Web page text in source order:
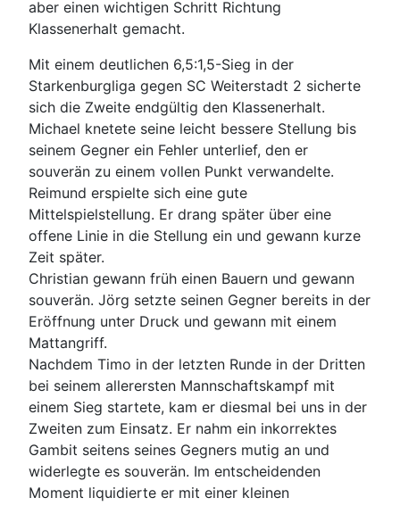
aber einen wichtigen Schritt Richtung
Klassenerhalt gemacht.
Mit einem deutlichen 6,5:1,5-Sieg in der
Starkenburgliga gegen SC Weiterstadt 2 sicherte
sich die Zweite endgültig den Klassenerhalt.
Michael knetete seine leicht bessere Stellung bis
seinem Gegner ein Fehler unterlief, den er
souverän zu einem vollen Punkt verwandelte.
Reimund erspielte sich eine gute
Mittelspielstellung. Er drang später über eine
offene Linie in die Stellung ein und gewann kurze
Zeit später.
Christian gewann früh einen Bauern und gewann
souverän. Jörg setzte seinen Gegner bereits in der
Eröffnung unter Druck und gewann mit einem
Mattangriff.
Nachdem Timo in der letzten Runde in der Dritten
bei seinem allerersten Mannschaftskampf mit
einem Sieg startete, kam er diesmal bei uns in der
Zweiten zum Einsatz. Er nahm ein inkorrektes
Gambit seitens seines Gegners mutig an und
widerlegte es souverän. Im entscheidenden
Moment liquidierte er mit einer kleinen